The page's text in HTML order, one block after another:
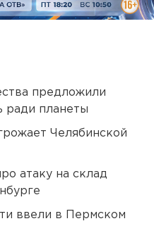
предложили
ради планеты
Челябинской
атаку на склад
ввели в Пермском